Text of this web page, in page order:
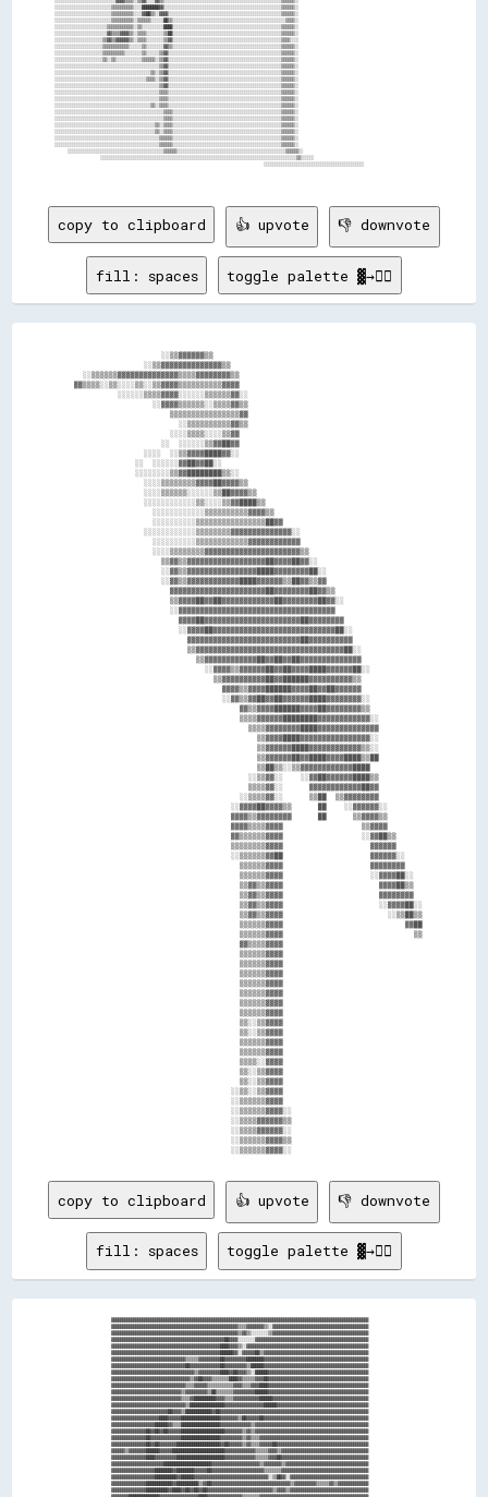
copy to clipboard 👍 upvote 👎 downvote
fill: spaces toggle palette ▓→✊🏽
                      ░░▒▒▓▓▓▓▓▓▒▒
                  ░░▒▒▓▓▓▓▓▓▓▓▓▓▓▓▓▓▒▒
    ░░▒▒▒▒▒▒▓▓▓▓▓▓▓▓▓▓▓▓▓▓▒▒▒▒▓▓▓▓▓▓▓▓▒▒
  ▓▓▒▒▒▒░░▒▒░░░░▒▒░░▒▒▓▓▓▓▒▒▒▒▒▒▒▒▒▒▓▓▓▓
            ░░░░░░▒▒▒▒▓▓▓▓░░░░░░▒▒▒▒▒▒▓▓░░
                    ░░▓▓▓▓▒▒▒▒▒▒░░▒▒▒▒▓▓▒▒
                        ▒▒▒▒▒▒▒▒▒▒▒▒▒▒▒▒▓▓
                          ░░▒▒▒▒▒▒▒▒▒▒▓▓▒▒
                        ░░░░▒▒▒▒░░░░▒▒▓▓
                      ░░  ░░░░░░▒▒▓▓██▓▓
                  ░░░░  ░░▒▒▓▓▓▓████▓▓░░
                ░░  ░░░░░░▓▓██▓▓██░░
                ░░░░░░░░▒▒▓▓████████▒▒░░
                  ░░░░▒▒▒▒▒▒▒▒▓▓▓▓██▓▓▓▓▒▒
                  ░░░░▒▒▒▒▒▒░░░░░░▒▒██▓▓▓▓▒▒
                  ░░░░░░░░░░░░▒▒░░░░▒▒▓▓████▒▒
                    ░░░░░░░░░░░░▒▒▒▒▒▒▒▒▒▒▓▓▓▓▒▒
                    ░░░░░░░░░░▒▒▒▒▒▒▒▒▒▒▒▒▒▒▒▒██▓▓
                  ░░░░░░░░░░░░▒▒▒▒▒▒▒▒▓▓▓▓▓▓▓▓▓▓▓▓▓▓░░
                    ░░░░░░░░░░▒▒▒▒▒▒▒▒▒▒▒▒▓▓▓▓▓▓▓▓▓▓▓▓
                    ░░░░▒▒▒▒▒▒▒▒▓▓▓▓▓▓▓▓▓▓▓▓▓▓▓▓▓▓▓▓▓▓▒▒
                      ▒▒▓▓▒▒▓▓▓▓▓▓▓▓▓▓▓▓▓▓▓▓▓▓██▓▓▓▓██▓▓░░
                      ░░▓▓▒▒▓▓▓▓▓▓▓▓▓▓▓▓▓▓▓▓████▓▓▓▓▓▓▓▓██░░
                      ░░▓▓▒▒▓▓▓▓▓▓▓▓▓▓▓▓████▓▓▓▓▓▓▒▒██▓▓▒▒▓▓
                        ▓▓▓▓▓▓▓▓▓▓▓▓▓▓▓▓▓▓▓▓▓▓██▓▓▓▓▓▓▓▓██▓▓▒▒
                        ▒▒▓▓▓▓██▓▓██▓▓▓▓▓▓▓▓▓▓▓▓██▓▓▓▓▓▓▓▓██▓▓░░
                        ░░▓▓▓▓▓▓▓▓▓▓▓▓▓▓▓▓▓▓▓▓▓▓▓▓▓▓▓▓▓▓▓▓▓▓▓▓
                          ▓▓▓▓██▓▓▓▓▓▓▓▓▓▓▓▓▓▓▓▓▓▓▓▓▓▓██▓▓▓▓▓▓▓▓
                          ░░▓▓▓▓██▓▓▓▓▓▓▓▓▓▓▓▓▓▓▓▓▓▓▓▓▓▓▓▓▓▓▓▓██░░
                            ▓▓▓▓▓▓▓▓▓▓▓▓▓▓▓▓▓▓▓▓▓▓▓▓▓▓██▓▓▓▓▓▓▓▓▓▓
                            ▒▒▓▓▓▓▓▓▓▓▓▓▓▓▓▓▓▓▓▓▓▓▓▓▓▓▓▓▓▓▓▓▓▓▓▓██░░
                              ▒▒▓▓▓▓▓▓▓▓▓▓▓▓██▓▓██▓▓██▓▓▓▓▓▓▓▓▓▓▓▓▓▓
                                ░░▓▓▓▓▒▒▓▓▓▓▓▓██▓▓██▓▓▓▓████▓▓▓▓▓▓██░░
                                  ▒▒▓▓▓▓▓▓▓▓▓▓██▓▓██████▓▓▓▓▓▓▓▓▓▓▒▒
                                    ▓▓▓▓▒▒▓▓▓▓██████▓▓▓▓██▓▓██▓▓▓▓▓▓
                                    ░░▓▓▒▒▓▓██▓▓██▓▓▓▓▓▓████▓▓▓▓▓▓▓▓░░
                                        ▓▓▒▒▓▓▓▓██████▓▓▓▓██▓▓▓▓▓▓▓▓▒▒
                                        ▒▒▒▒▓▓▓▓▓▓████████▓▓▓▓▓▓▓▓▓▓▓▓░░
                                          ▒▒▒▒▓▓▓▓▓▓▓▓████▓▓▓▓▓▓▓▓▓▓▓▓▓▓
                                            ▒▒▓▓▓▓████▓▓▓▓▓▓▓▓▓▓▓▓▓▓▓▓░░
                                            ▒▒▓▓▓▓▓▓████▓▓▓▓▓▓▓▓▓▓▓▓▒▒░░
                                            ▒▒▓▓▓▓▓▓██▓▓████▓▓▓▓████▒▒██
                                            ▒▒██▒▒░░▒▒▓▓▓▓▓▓▓▓▓▓▓▓████
                                          ░░▒▒▓▓░░    ░░▓▓██▓▓▓▓▓▓████▒▒
                                          ▒▒▒▒▓▓░░      ▓▓▓▓▓▓▓▓▓▓▓▓██▓▓
                                        ░░▒▒▒▒▓▓░░      ▒▒██  ▒▒▓▓▓▓▓▓▓▓
                                      ░░▓▓▓▓██▓▓▓▓▒▒      ██    ░░▓▓▓▓▓▓░░
                                      ▓▓▓▓▒▒▓▓▓▓▓▓▓▓      ██      ▒▒▓▓▓▓▒▒
                                      ▓▓▓▓▒▒▒▒▓▓▓▓                  ▒▒▓▓▓▓
                                      ▓▓▒▒▒▒▒▒▓▓▓▓                  ░░▓▓██▒▒
                                      ▒▒▒▒▒▒▒▒▓▓▓▓                    ▓▓▓▓▓▓
                                      ░░▒▒▒▒▒▒▓▓██                    ▓▓▓▓▓▓░░
                                        ▒▒▒▒▒▒▓▓▓▓                    ▓▓▓▓▓▓▓▓
                                        ▒▒▒▒▒▒▓▓▓▓                    ░░▓▓▓▓██░░
                                        ▒▒▓▓▒▒▓▓▓▓                      ▓▓▓▓██▒▒
                                        ▒▒▓▓▒▒▓▓▓▓                      ▓▓▓▓▓▓▓▓
                                        ▒▒▓▓▒▒▓▓▓▓                      ░░▓▓▓▓██░░
                                        ▒▒▓▓▒▒▓▓▓▓                        ░░▒▒██▒▒
                                        ▒▒▒▒▒▒▓▓▓▓                            ▓▓██
                                        ▒▒▒▒▒▒▓▓▓▓                              ▒▒
                                        ▓▓▒▒▒▒▓▓▓▓
                                        ▒▒▒▒▒▒▓▓▓▓
                                        ▒▒▒▒▒▒▓▓▓▓
                                        ▒▒▒▒▒▒▓▓▓▓
                                        ▒▒▒▒▒▒▓▓▓▓
                                        ▒▒▒▒▒▒▓▓▓▓
                                        ▒▒▒▒▒▒▓▓▓▓
                                        ▒▒▒▒▒▒▓▓▓▓
                                        ▒▒░░▒▒▓▓▓▓
                                        ▒▒░░▒▒▓▓▓▓
                                        ▒▒▒▒▒▒▓▓▓▓
                                        ▒▒▒▒▒▒▓▓▓▓
                                        ▒▒▒▒░░▓▓▓▓
                                        ▒▒░░▒▒▓▓▓▓
                                        ▒▒░░▒▒▓▓▓▓
                                      ░░▒▒░░▒▒▓▓▓▓
                                      ░░▒▒▒▒▒▒▓▓▓▓
                                      ░░▒▒▒▒▒▒▓▓▓▓░░
                                      ░░▒▒▒▒▓▓▓▓▓▓▒▒
                                      ░░▒▒▒▒▓▓▓▓▓▓░░
                                      ░░▒▒▒▒▒▒▓▓▓▓▒▒
copy to clipboard 👍 upvote 👎 downvote
fill: spaces toggle palette ▓→✊🏽
▓▓▓▓▓▓▓▓▓▓▓▓▓▓▓▓▓▓▓▓▓▓▓▓▓▓▓▓▓▓▓▓▓▓▓▓▓▓▓▓▓▓▓▓▓▓▓▓▓▓▓▓▓▓▓▓▓▓▓▓▓▓▓▓▓▓▓▓▓▓▓▓▓▓▓▓▓▓▓▓▓▓▓▓▓▓▓▓▓▓▓▓▓▓▓▓▓▓▓▓▓▓▓▓▓▓▓▓▓▓▓▓▓▓▓▓▓▓
▓▓▓▓▓▓▓▓▓▓▓▓▓▓▓▓▓▓▓▓▓▓▓▓▓▓▓▓▓▓▓▓▓▓▓▓▓▓▓▓▓▓▓▓▓▓▓▓▓▓▓▓▓▓▓▓▓▓▒▒▒▒▓▓▓▓▓▓▓▓▒▒░░▓▓▓▓▓▓▓▓▓▓▓▓▓▓▓▓▓▓▓▓▓▓▓▓▓▓▓▓▓▓▓▓▓▓▓▓▓▓▓▓▓▓▓▓
▓▓▓▓▓▓▓▓▓▓▓▓▓▓▓▓▓▓▓▓▓▓▓▓▓▓▓▓▓▓▓▓▓▓▓▓▓▓▓▓▓▓▓▓▓▓▓▓▓▓▓▓▓▓▓▓▓▓▒▒▓▓▒▒░░░░░░░░▒▒▓▓▓▓▓▓▓▓▓▓▓▓▓▓▓▓▓▓▓▓▓▓▓▓▓▓▓▓▓▓▓▓▓▓▓▓▓▓▓▓▓▓▓▓
▓▓▓▓▓▓▓▓▓▓▓▓▓▓▓▓▓▓▓▓▓▓▓▓▓▓▓▓▓▓▓▓▓▓▓▓▓▓▓▓▓▓▓▓▓▓▓▓▓▓▓▓██▓▓▓▓░░░░░░░░▓▓▓▓▓▓▓▓▓▓▓▓▓▓▓▓▓▓▓▓▓▓▓▓▓▓▓▓▓▓▓▓▓▓▓▓▓▓▓▓▓▓▓▓▓▓▓▓▓▓▓▓
▓▓▓▓▓▓▓▓▓▓▓▓▓▓▓▓▓▓▓▓▓▓▓▓▓▓▓▓▓▓▓▓▓▓▓▓▓▓▓▓▓▓▓▓▓▓▓▓▓▓████▓▓▓▓▒▒░░▓▓▓▓▓▓▓▓▓▓▓▓▓▓▓▓▓▓▓▓▓▓▓▓▓▓▓▓▓▓▓▓▓▓▓▓▓▓▓▓▓▓▓▓▓▓▓▓▓▓▓▓▓▓▓▓
▓▓▓▓▓▓▓▓▓▓▓▓▓▓▓▓▓▓▓▓▓▓▓▓▓▓▓▓▓▓▓▓▓▓▓▓▓▓▓▓▓▓▓▓▓▓▓▓▓▓██████▓▓░░▓▓▓▓▓▓██▒▒▓▓▓▓▓▓▓▓▓▓▓▓▓▓▓▓▓▓▓▓▓▓▓▓▓▓▓▓▓▓▓▓▓▓▓▓▓▓▓▓▓▓▓▓▓▓▓▓
▓▓▓▓▓▓▓▓▓▓▓▓▓▓▓▓▓▓▓▓▓▓▓▓▓▓▓▓▓▓▓▓▓▓▒▒▒▒▒▒▓▓▓▓▓▓▓▓▓▓██▓▓▓▓▓▓▓▓▓▓████████▓▓▓▓▓▓▓▓▓▓▓▓▓▓▓▓▓▓▓▓▓▓▓▓▓▓▓▓▓▓▓▓▓▓▓▓▓▓▓▓▓▓▓▓▓▓▓▓
▓▓▓▓▓▓▓▓▓▓▓▓▓▓▓▓▓▓▓▓▓▓▓▓▓▓▓▓▓▓▓▓▓▓██▓▓▓▓▓▓▓▓▓▓▓▓▓▓██▓▓▓▓▓▓▓▓▓▓▒▒██████▓▓▓▓▓▓▓▓▓▓▓▓▓▓▓▓▓▓▓▓▓▓▓▓▓▓▓▓▓▓▓▓▓▓▓▓▓▓▓▓▓▓▓▓▓▓▓▓
▓▓▓▓▓▓▓▓▓▓▓▓▓▓▓▓▓▓▓▓▓▓▓▓▓▓▓▓▓▓▓▓▓▓▓▓▓▓▒▒▓▓▓▓▓▓▓▓▓▓████▓▓██▓▓▓▓▒▒░░██████▓▓▓▓▓▓▓▓▓▓▓▓▓▓▓▓▓▓▓▓▓▓▓▓▓▓▓▓▓▓▓▓▓▓▓▓▓▓▓▓▓▓▓▓▓▓
▓▓▓▓▓▓▓▓▓▓▓▓▓▓▓▓▓▓▓▓▓▓▓▓▓▓▓▓▓▓▓▓▓▓▓▓▒▒▓▓██▓▓▓▓▒▒▒▒▒▒▒▒████▓▓▒▒▒▒▒▒▓▓▓▓██▓▓▓▓▓▓▓▓▓▓▓▓▓▓▓▓▓▓▓▓▓▓▓▓▓▓▓▓▓▓▓▓▓▓▓▓▓▓▓▓▓▓▓▓▓▓
▓▓▓▓▓▓▓▓▓▓▓▓▓▓▓▓▓▓▓▓▓▓▓▓▓▓▓▓▓▓▓▓▓▓▒▒▒▒▓▓▓▓▓▓▒▒▒▒▒▒▒▒▒▒▒▒▓▓▓▓▒▒▒▒▓▓▓▓████▓▓▓▓▓▓▓▓▓▓▓▓▓▓▓▓▓▓▓▓▓▓▓▓▓▓▓▓▓▓▓▓▓▓▓▓▓▓▓▓▓▓▓▓▓▓
▓▓▓▓▓▓▓▓▓▓▓▓▓▓▓▓▓▓▓▓▓▓▓▓▓▓▓▓▓▓▓▓▒▒▓▓▓▓▓▓▓▓▓▓▒▒██▒▒▒▒▒▒▒▒▓▓▓▓▓▓▓▓▓▓██████▓▓▓▓▓▓▓▓▓▓▓▓▓▓▓▓▓▓▓▓▓▓▓▓▓▓▓▓▓▓▓▓▓▓▓▓▓▓▓▓▓▓▓▓▓▓
▓▓▓▓▓▓▓▓▓▓▓▓▓▓▓▓▓▓▓▓▓▓▓▓▓▓▓▓▓▓▓▓▒▒▒▒▓▓██████████▓▓▓▓▒▒▒▒▓▓▓▓▓▓▓▓▓▓▓▓██████▓▓▓▓▓▓▓▓▓▓▓▓▓▓▓▓▓▓▓▓▓▓▓▓▓▓▓▓▓▓▓▓▓▓▓▓▓▓▓▓▓▓▓▓
▓▓▓▓▓▓▓▓▓▓▓▓▓▓▓▓▓▓▓▓▓▓▓▓▓▓▓▓▓▓▓▓▓▓▒▒████████████████▓▓▓▓▓▓▓▓▓▓▓▓▓▓▓▓▓▓██████▓▓▓▓▓▓▓▓▓▓▓▓▓▓▓▓▓▓▓▓▓▓▓▓▓▓▓▓▓▓▓▓▓▓▓▓▓▓▓▓▓▓
▓▓▓▓▓▓▓▓▓▓▓▓▓▓▓▓▓▓▓▓▓▓▓▓▓▓██▓▓▓▓▒▒████████████▓▓██▓▓▓▓▓▓▓▓▓▓▓▓▓▓▓▓▓▓▓▓▓▓▓▓▓▓▓▓▓▓▓▓▓▓▓▓▓▓▓▓▓▓▓▓▓▓▓▓▓▓▓▓▓▓▓▓▓▓▓▓▓▓▓▓▓▓▓▓
▓▓▓▓▓▓▓▓▓▓▓▓▓▓▓▓▓▓▓▓▓▓████▓▓▓▓▓▓██████████████████▓▓▓▓▓▓▓▓▒▒██▓▓▓▓▓▓██▓▓▓▓▓▓▓▓▓▓▓▓▓▓▓▓▓▓▓▓▓▓▓▓▓▓▓▓▓▓▓▓▓▓▓▓▓▓▓▓▓▓▓▓▓▓▓▓
▓▓▓▓▓▓▓▓▓▓▓▓▓▓▓▓▓▓▓▓██████▓▓▒▒▒▒██████████████████▓▓▓▓▓▓▓▓▓▓▓▓▓▓▒▒▓▓▓▓▓▓▓▓▓▓▓▓▓▓▓▓▓▓▓▓▓▓▓▓▓▓▓▓▓▓▓▓▓▓▓▓▓▓▓▓▓▓▓▓▓▓▓▓▓▓▓▓
▓▓▓▓▓▓▓▓▓▓▓▓▓▓▓▓██▓▓██▓▓██▓▓▓▓▓▓████████████████████▓▓▓▓▓▓▓▓▒▒▓▓▒▒▓▓▓▓▓▓▓▓▓▓▓▓▓▓▓▓▓▓▓▓▓▓▓▓▓▓▓▓▓▓▓▓▓▓▓▓▓▓▓▓▓▓▓▓▓▓▓▓▓▓▓▓
▓▓▓▓▓▓▓▓▓▓▓▓▓▓▓▓██▓▓▓▓▓▓▓▓▓▓▓▓▓▓██████████████████▓▓▓▓▓▓▓▓▓▓▒▒▓▓▒▒▒▒▓▓▓▓▓▓▓▓▓▓▓▓▓▓▓▓▓▓▓▓▓▓▓▓▓▓▓▓▓▓▓▓▓▓▓▓▓▓▓▓▓▓▓▓▓▓▓▓▓▓
▓▓▓▓▓▓▓▓▓▓▓▓▓▓▓▓██▓▓██▓▓▓▓▓▓▓▓████████████████████▓▓██▓▓▓▓▓▓▒▒▓▓▒▒▒▒▓▓▓▓▓▓██▓▓▓▓▓▓▓▓▓▓▓▓▓▓▓▓▓▓▓▓▓▓▓▓▓▓▓▓▓▓▓▓▓▓▓▓▓▓▓▓▓▓
▓▓▓▓▓▓▒▒▓▓▓▓▓▓▓▓██████▓▓▓▓▓▓████████████████████████▓▓▓▓▓▓▓▓▓▓▓▓▓▓▒▒▒▒▒▒▓▓▓▓▒▒▓▓▓▓▓▓▓▓▓▓▓▓▓▓▓▓▓▓▓▓▓▓▓▓▓▓▓▓▓▓▓▓▓▓▓▓▓▓▓▓
▓▓▓▓▓▓▓▓▓▓▓▓▓▓▓▓████▓▓▓▓▓▓▓▓▓▓██████████████████████▓▓▓▓▓▓▓▓▓▓▓▓▓▓▒▒▒▒▒▒▓▓▓▓██▓▓▓▓▓▓▓▓▓▓▓▓▓▓▓▓▓▓▓▓▓▓▓▓▓▓▓▓▓▓▓▓▓▓▓▓▓▓▓▓
▓▓▓▓▓▓▓▓▓▓▓▓▓▓▓▓▓▓▓▓▓▓▓▓██████████████████████▓▓▓▓▓▓▓▓▓▓▓▓▓▓▓▓▓▓▓▓▓▓▒▒▓▓▓▓▓▓▓▓▒▒▓▓▓▓▓▓▓▓▓▓▓▓▓▓▓▓▓▓▓▓▓▓▓▓▓▓▓▓▓▓▓▓▓▓▓▓▓▓
▓▓▓▓▓▓▓▓▓▓▓▓▓▓▓▓▓▓▓▓████████▓▓████████▓▓▓▓▓▓██▓▓▓▓▓▓▓▓▓▓▓▓▓▓▓▓▓▓▓▓▓▓▓▓▒▒▒▒▒▒▒▒▓▓▓▓▓▓▓▓▓▓▓▓▓▓▓▓▓▓▓▓▓▓▓▓▓▓▓▓▓▓▓▓▓▓▓▓▓▓▓▓
▓▓▓▓▓▓▓▓▓▓▓▓▓▓▓▓▓▓▓▓██████████▓▓██████▓▓▓▓▓▓▓▓▓▓▓▓▓▓▓▓▓▓▓▓▓▓▓▓▓▓▓▓▓▓▓▓▓▓░░▒▒██▓▓░░▓▓▓▓▓▓▓▓▓▓▓▓▓▓▓▓▓▓▓▓▓▓▓▓▓▓▓▓▓▓▓▓▓▓▓▓
▓▓▓▓▓▓▓▓▓▓▓▓▓▓▓▓████████████▓▓██████████▒▒▓▓██▓▓▓▓▓▓▓▓▓▓▓▓▓▓▓▓▓▓▓▓▓▓▓▓▓▓▓▓▓▓▓▓▓▓▓▓▒▒▓▓▓▓▓▓▓▓▓▓▒▒▒▒▒▒▓▓▒▒▓▓▓▓▓▓▓▓▓▓▓▓▓▓
▓▓▓▓▓▓▓▓▓▓▓▓▓▓▓▓██████████▓▓████▓▓██▓▓██▓▓██▓▓▓▓▓▓▓▓▓▓▓▓▓▓▓▓▓▓▓▓▓▓▓▓▓▓▓▓▓▓▒▒▓▓▓▓▒▒▓▓▓▓▓▓▓▓▓▓▓▓▓▓▓▓▓▓▓▓▓▓▓▓▓▓▓▓▓▓▓▓▓▓▓▓
▓▓▓▓▓▓▓▓██████████████▓▓▓▓▓▓▓▓▓▓▓▓▓▓▓▓▓▓████▓▓▓▓▓▓▓▓▓▓▓▓▓▓▓▓▒▒▒▒▒▒▒▒▓▓▓▓▓▓▓▓▓▓▓▓▓▓▓▓▓▓▓▓▓▓▓▓▓▓▓▓▓▓▓▓▓▓▓▓▓▓▓▓▓▓▓▓▓▓▓▓▓▓